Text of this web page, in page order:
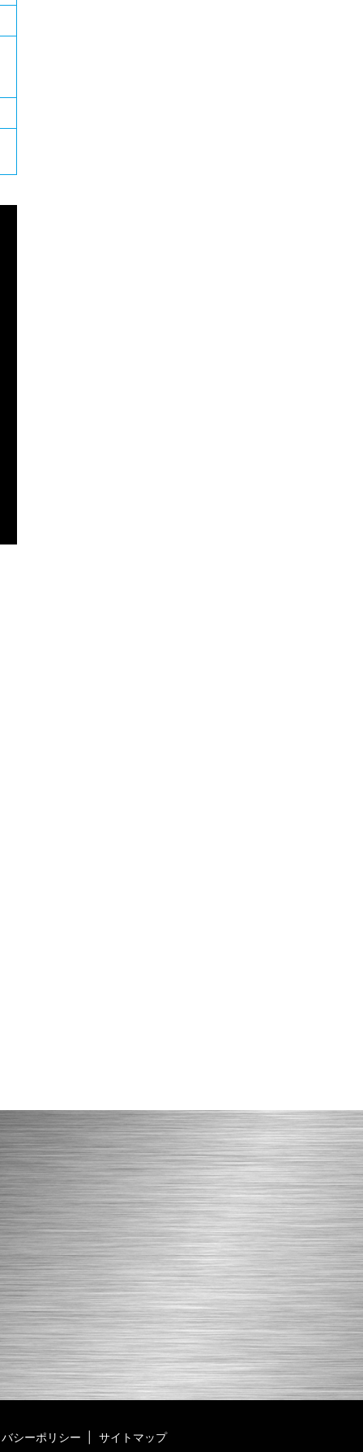
シーポリシー サイトマップ